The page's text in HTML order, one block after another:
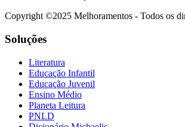
Copyright ©2025 Melhoramentos - Todos os
Soluções
Literatura
Educação Infantil
Educação Juvenil
Ensino Médio
Planeta Leitura
PNLD